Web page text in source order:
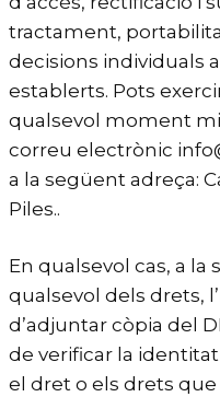
tractament,
decisions individuals
establerts. Pots
qualsevol moment
correu electrònic
a la següent adreça:
Piles..
En qualsevol cas, a la
qualsevol dels drets,
d’adjuntar còpia del
de verificar la
el dret o els drets